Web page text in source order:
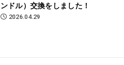
ンドル）交換をしました！
2026.04.29